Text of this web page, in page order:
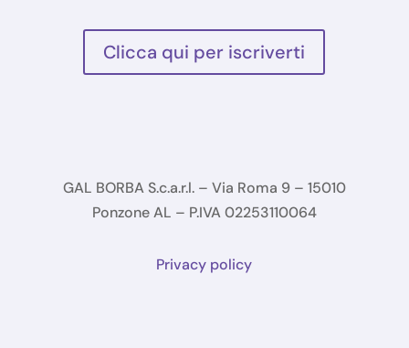
Clicca qui per iscriverti
GAL BORBA S.c.a.r.l. – Via Roma 9 – 15010
Ponzone AL – P.IVA 02253110064
Privacy policy